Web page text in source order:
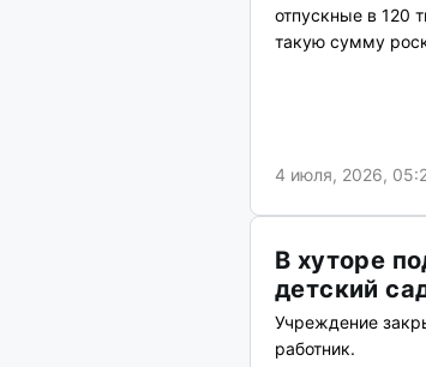
отпускные в 120
такую сумму
4 июля, 2026,
В хуторе
детский
Учреждение
работник.